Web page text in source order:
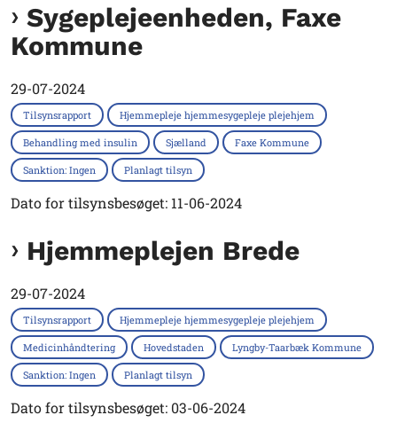
Sygeplejeenheden, Faxe
Kommune
29-07-2024
Tilsynsrapport Hjemmepleje hjemmesygepleje plejehjem
Behandling med insulin Sjælland Faxe Kommune
Sanktion: Ingen Planlagt tilsyn
Dato for tilsynsbesøget: 11-06-2024
Hjemmeplejen Brede
29-07-2024
Tilsynsrapport Hjemmepleje hjemmesygepleje plejehjem
Medicinhåndtering Hovedstaden Lyngby-Taarbæk Kommune
Sanktion: Ingen Planlagt tilsyn
Dato for tilsynsbesøget: 03-06-2024